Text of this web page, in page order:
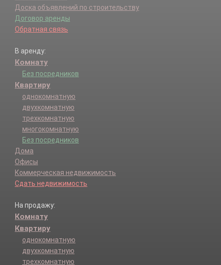
Доска объявлений по строительству
Договор аренды
Обратная связь
В аренду:
Комнату
Без посредников
Квартиру
однокомнатную
двухкомнатную
трехкомнатную
многокомнатную
Без посредников
Дома
Офисы
Коммерческая недвижимость
Сдать недвижимость
На продажу:
Комнату
Квартиру
однокомнатную
двухкомнатную
трехкомнатную